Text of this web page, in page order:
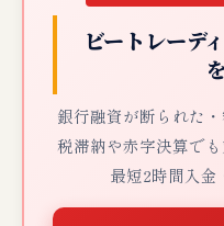
ビートレーデ
銀行融資が断られた
税滞納や赤字決算で
最短2時間入金